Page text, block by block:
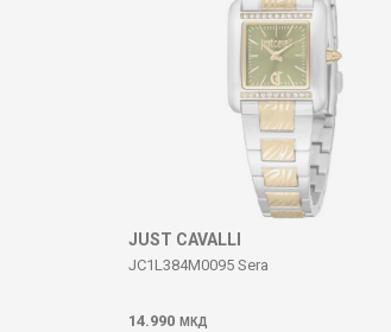
JUST CAVALLI
JC1L384M0095 Sera
14.990 МКД